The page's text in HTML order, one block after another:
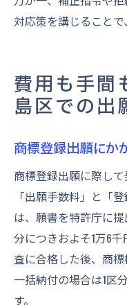
対応策を講じることで
費用も手間
島区での出
商標登録出願にか
商標登録出願に際し
「出願手数料」と「
は、願書を特許庁に
分につきおよそ1万6
査に合格した後、商
一括納付の場合は1区
す。